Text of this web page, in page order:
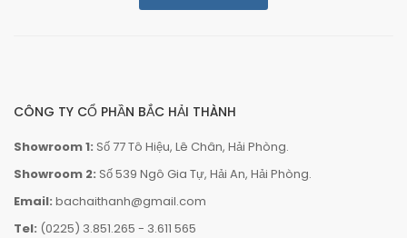
CÔNG TY CỔ PHẦN BẮC HẢI THÀNH
Showroom 1: Số 77 Tô Hiệu, Lê Chân, Hải Phòng.
Showroom 2: Số 539 Ngô Gia Tự, Hải An, Hải Phòng.
Email: bachaithanh@gmail.com
Tel: (0225) 3.851.265 - 3.611 565